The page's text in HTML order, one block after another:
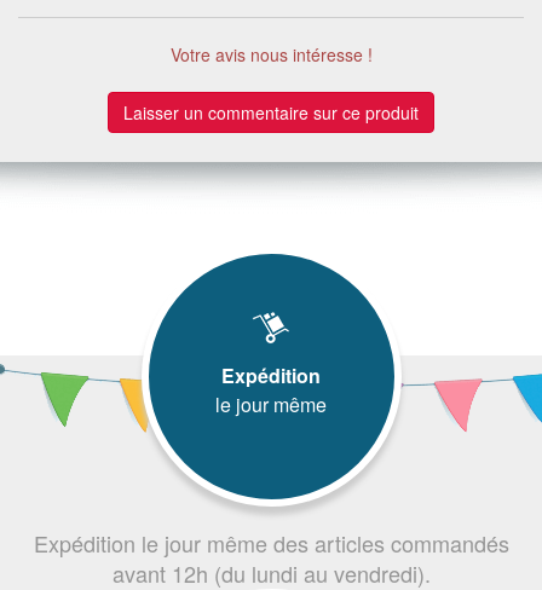
Votre avis nous intéresse !
Laisser un commentaire sur ce produit
Expédition
le jour même
Expédition le jour même des articles commandés
avant 12h (du lundi au vendredi).